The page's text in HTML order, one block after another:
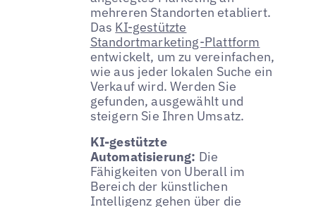
mehreren Standorten etabliert.
Das KI-gestützte
Standortmarketing-Plattform
entwickelt, um zu vereinfachen,
wie aus jeder lokalen Suche ein
Verkauf wird. Werden Sie
gefunden, ausgewählt und
steigern Sie Ihren Umsatz.
KI-gestützte
Automatisierung: Die
Fähigkeiten von Uberall im
Bereich der künstlichen
Intelligenz gehen über die